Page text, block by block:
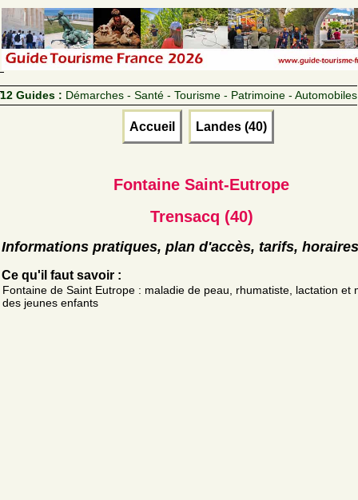
12 Guides : Démarches - Santé - Tourisme - Patrimoine - Automobiles
Accueil Landes (40)
Fontaine Saint-Eutrope
Trensacq (40)
Informations pratiques, plan d'accès, tarifs, horaires
Ce qu'il faut savoir :
Fontaine de Saint Eutrope : maladie de peau, rhumatiste, lactation et
des jeunes enfants